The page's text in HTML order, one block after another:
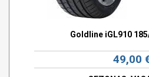
Goldline iGL910
49,00